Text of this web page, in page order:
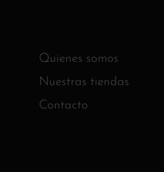
Quienes somos
Nuestras tiendas
Contacto